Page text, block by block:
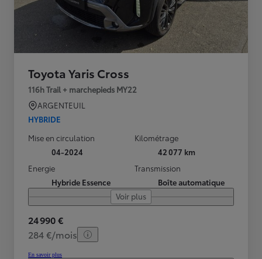
Toyota Yaris Cross
116h Trail + marchepieds MY22
ARGENTEUIL
HYBRIDE
Mise en circulation
04-2024
Kilométrage
42 077 km
Energie
Hybride Essence
Transmission
Boîte automatique
Voir plus
24 990 €
284 €/mois
En savoir plus